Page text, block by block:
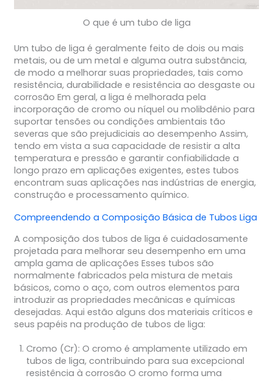
O que é um tubo de liga
Um tubo de liga é geralmente feito de dois ou mais
metais, ou de um metal e alguma outra substância,
de modo a melhorar suas propriedades, tais como
resistência, durabilidade e resistência ao desgaste ou
corrosão Em geral, a liga é melhorada pela
incorporação de cromo ou níquel ou molibdênio para
suportar tensões ou condições ambientais tão
severas que são prejudiciais ao desempenho Assim,
tendo em vista a sua capacidade de resistir a alta
temperatura e pressão e garantir confiabilidade a
longo prazo em aplicações exigentes, estes tubos
encontram suas aplicações nas indústrias de energia,
construção e processamento químico.
Compreendendo a Composição Básica de Tubos Liga
A composição dos tubos de liga é cuidadosamente
projetada para melhorar seu desempenho em uma
ampla gama de aplicações Esses tubos são
normalmente fabricados pela mistura de metais
básicos, como o aço, com outros elementos para
introduzir as propriedades mecânicas e químicas
desejadas. Aqui estão alguns dos materiais críticos e
seus papéis na produção de tubos de liga:
Cromo (Cr): O cromo é amplamente utilizado em
tubos de liga, contribuindo para sua excepcional
resistência à corrosão O cromo forma uma